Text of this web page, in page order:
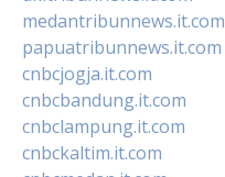
medantribunnews.it.com
papuatribunnews.it.com
cnbcjogja.it.com
cnbcbandung.it.com
cnbclampung.it.com
cnbckaltim.it.com